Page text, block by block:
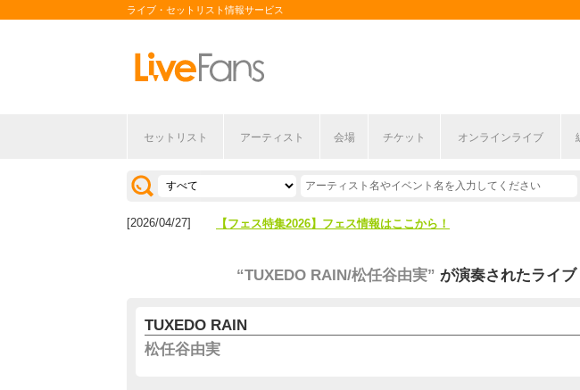
ライブ・セットリスト情報サービス
セットリスト アーティスト 会場 チケット オンラインライブ
[2026/07/28] 【ライブ動員ランキング】2026年上半期編発表！
[2026/04/27] 【フェス特集2026】フェス情報はここから！
“TUXEDO RAIN/松任谷由実” が演奏されたライブ
TUXEDO RAIN
松任谷由実